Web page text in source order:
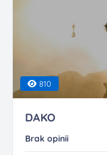
810
DAKO
Brak opinii